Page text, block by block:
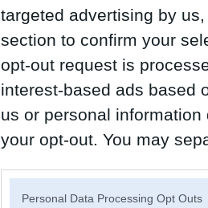
targeted advertising by
section to confirm your
opt-out request is
interest-based ads based
us or personal
your opt-out. You may
Personal Data Processing Opt Outs